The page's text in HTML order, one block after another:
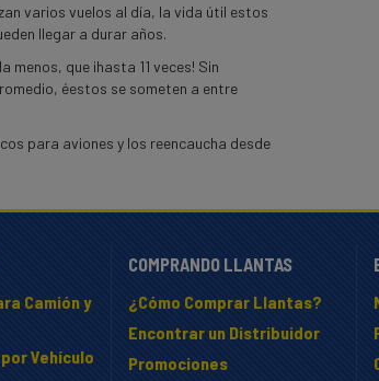
varios vuelos al día, la vida útil estos
llegar a durar años.
que ¡hasta 11 veces! Sin
éestos se someten a entre
para aviones y los reencaucha desde
Camión y
Vehículo
COMPRANDO LLANTAS
¿Cómo Comprar Llantas?
Encontrar un Distribuidor
Promociones